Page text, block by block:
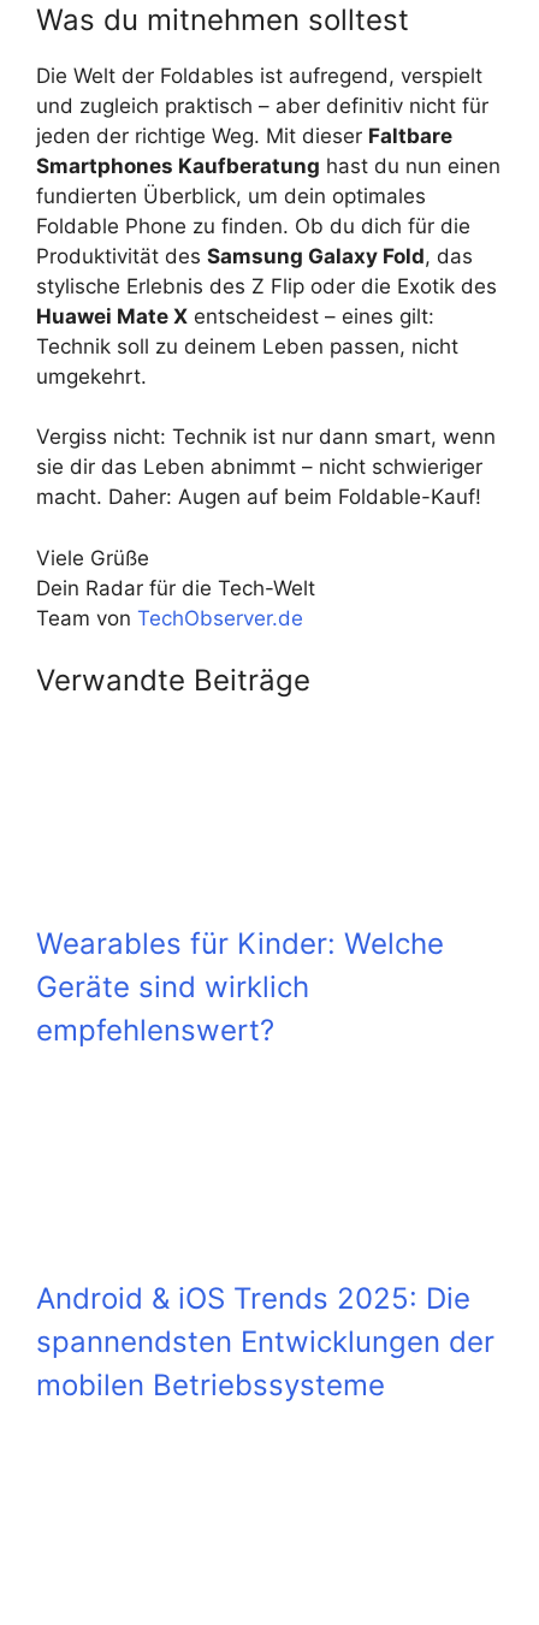
Was du mitnehmen solltest
Die Welt der Foldables ist aufregend, verspielt
und zugleich praktisch – aber definitiv nicht für
jeden der richtige Weg. Mit dieser Faltbare
Smartphones Kaufberatung hast du nun einen
fundierten Überblick, um dein optimales
Foldable Phone zu finden. Ob du dich für die
Produktivität des Samsung Galaxy Fold, das
stylische Erlebnis des Z Flip oder die Exotik des
Huawei Mate X entscheidest – eines gilt:
Technik soll zu deinem Leben passen, nicht
umgekehrt.
Vergiss nicht: Technik ist nur dann smart, wenn
sie dir das Leben abnimmt – nicht schwieriger
macht. Daher: Augen auf beim Foldable-Kauf!
Viele Grüße
Dein Radar für die Tech-Welt
Team von TechObserver.de
Verwandte Beiträge
Wearables für Kinder: Welche
Geräte sind wirklich
empfehlenswert?
Android & iOS Trends 2025: Die
spannendsten Entwicklungen der
mobilen Betriebssysteme